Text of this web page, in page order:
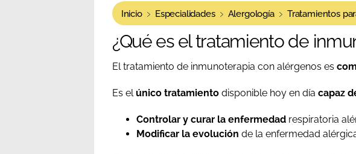
Inicio Especialidades Alergología Tratamientos
¿Qué es el tratamiento de
El tratamiento de inmunoterapia con alérgenos es
Es elúnico tratamientodisponible hoy en día capaz
Controlar y curar la enfermedad respiratoria
Modificar la evolución de la enfermedad